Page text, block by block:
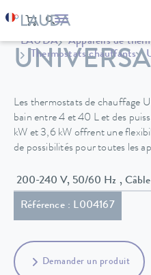
LAUDA Appareils de
Thermostats chauffants
Les thermostats de chauffage
bain entre 4 et 40 L et des
kW et 3,6 kW offrent une
de possibilités pour toutes les
200-240
Référence : L004167
Demander un produit